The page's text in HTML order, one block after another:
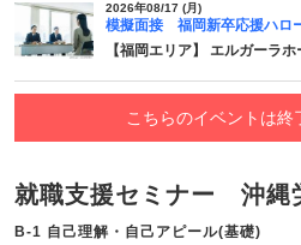
2026年08/17 (月)
模擬面接 福岡新卒応援ハロ
【福岡エリア】 エルガーラホ
こちらのイベントは終
就職支援セミナー 沖縄
B-1 自己理解・自己アピール(基礎)